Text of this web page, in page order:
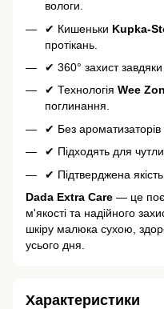
вологи.
✔ Кишеньки Kupka-
протікань.
✔ 360° захист
✔ Технологія Wee
поглинання.
✔ Без
✔ Підходять для
✔ Підтверджена якість
Dada Extra Care — це
м'якості та надійного
шкіру малюка сухою,
усього дня.
Характеристики